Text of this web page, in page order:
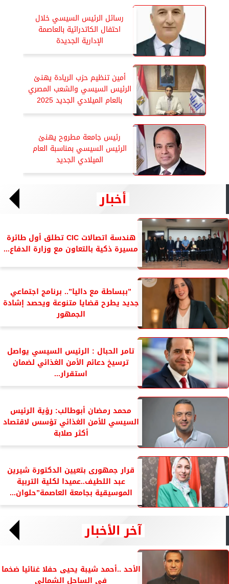
رسائل الرئيس السيسي خلال
احتفال الكاتدرائية بالعاصمة
الإدارية الجديدة
أمين تنظيم حزب الريادة يهنئ
الرئيس السيسي والشعب المصري
بالعام الميلادي الجديد 2025
رئيس جامعة مطروح يهنئ
الرئيس السيسي بمناسبة العام
الميلادي الجديد
أخبار
هندسة اتصالات CIC تطلق أول طائرة
مسيرة ذكية بالتعاون مع وزارة الدفاع...
”ببساطة مع داليا”.. برنامج اجتماعي
جديد يطرح قضايا متنوعة ويحصد إشادة
الجمهور
تامر الحبال : الرئيس السيسي يواصل
ترسيخ دعائم الأمن الغذائي لضمان
استقرار...
محمد رمضان أبوطالب: رؤية الرئيس
السيسي للأمن الغذائي تؤسس لاقتصاد
أكثر صلابة
قرار جمهورى بتعيين الدكتورة شيرين
عبد اللطيف..عميدا لكلية التربية
الموسيقية بجامعة العاصمة”حلوان...
آخر الأخبار
الأحد ..أحمد شيبة يحيى حفلا غنائيا ضخما
فى الساحل الشمالي